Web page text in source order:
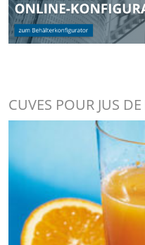
CUVES POUR JUS